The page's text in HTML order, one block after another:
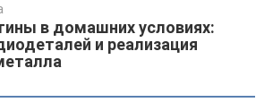
в домашних условиях:
и реализация